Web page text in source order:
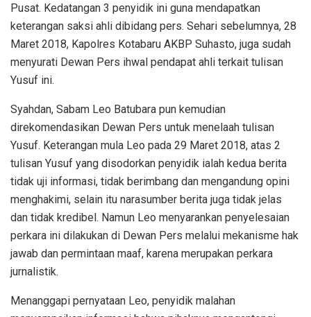
Pusat. Kedatangan 3 penyidik ini guna mendapatkan
keterangan saksi ahli dibidang pers. Sehari sebelumnya, 28
Maret 2018, Kapolres Kotabaru AKBP Suhasto, juga sudah
menyurati Dewan Pers ihwal pendapat ahli terkait tulisan
Yusuf ini.
Syahdan, Sabam Leo Batubara pun kemudian
direkomendasikan Dewan Pers untuk menelaah tulisan
Yusuf. Keterangan mula Leo pada 29 Maret 2018, atas 2
tulisan Yusuf yang disodorkan penyidik ialah kedua berita
tidak uji informasi, tidak berimbang dan mengandung opini
menghakimi, selain itu narasumber berita juga tidak jelas
dan tidak kredibel. Namun Leo menyarankan penyelesaian
perkara ini dilakukan di Dewan Pers melalui mekanisme hak
jawab dan permintaan maaf, karena merupakan perkara
jurnalistik.
Menanggapi pernyataan Leo, penyidik malahan